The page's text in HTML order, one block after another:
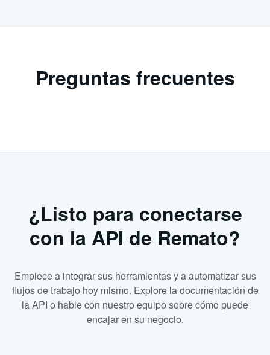
Preguntas frecuentes
¿Listo para conectarse
con la API de Remato?
Empiece a integrar sus herramientas y a automatizar sus
flujos de trabajo hoy mismo. Explore la documentación de
la API o hable con nuestro equipo sobre cómo puede
encajar en su negocio.